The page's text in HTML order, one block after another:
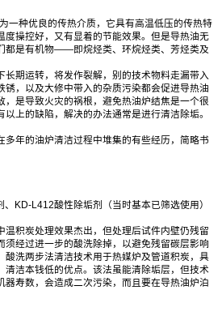
一种优良的传热介质，它具有高温低压的传热特
度操控好，又有显着的节能效果。但是导热油无
都是有机物——即烷烃类、环烷烃类、芳烃类及
长期运转，将发作裂解，别的技术物料走漏带入
锈，以及大修中带入的杂质污染都会促进导热油
，是导致火灾的祸根，避免热油炉结焦是一个很
上的缺陷，解决的办法通常是进行清洁除垢。
多年的油炉清洁过程中堆集的有些经历，简略书
KD-L412酸性除垢剂（当时基本已筛选使用）
温积炭处理效果杰出，但处理后试件内壁仍残留
须经过进一步的酸洗除掉，以避免残留碳层影响
酸洗两步法清洁技术用于热媒炉及管道积炭，具
清洁本钱低的优点。该法虽能清除垢层，但技术
器寿数，会造成二次污染，而且要在导热油炉泊